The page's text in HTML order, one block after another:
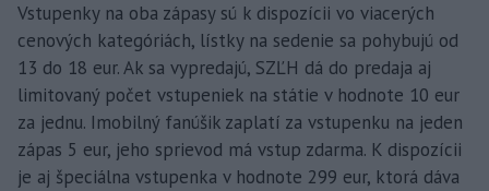
Vstupenky na oba zápasy sú k dispozícii vo viacerých
cenových kategóriách, lístky na sedenie sa pohybujú od
13 do 18 eur. Ak sa vypredajú, SZĽH dá do predaja aj
limitovaný počet vstupeniek na státie v hodnote 10 eur
za jednu. Imobilný fanúšik zaplatí za vstupenku na jeden
zápas 5 eur, jeho sprievod má vstup zdarma. K dispozícii
je aj špeciálna vstupenka v hodnote 299 eur, ktorá dáva